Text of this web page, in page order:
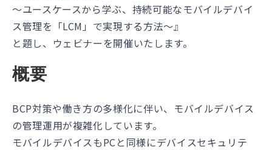
〜ユースケースから学ぶ、持続可能なモバイルデバイ
ス管理を「LCM」で実現する方法〜​』
と題し、ウェビナーを開催いたします。
概要
BCP対策や働き方の多様化に伴い、モバイルデバイス
の管理運用が複雑化しています。
モバイルデバイスもPCと同様にデバイスセキュリテ